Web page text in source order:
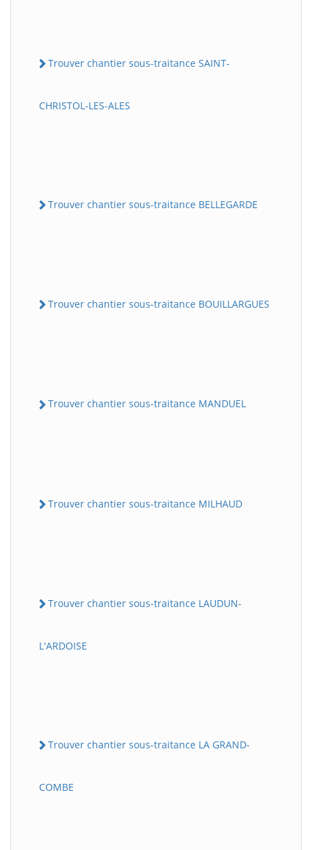
Trouver chantier sous-traitance SAINT-
CHRISTOL-LES-ALES
Trouver chantier sous-traitance BELLEGARDE
Trouver chantier sous-traitance BOUILLARGUES
Trouver chantier sous-traitance MANDUEL
Trouver chantier sous-traitance MILHAUD
Trouver chantier sous-traitance LAUDUN-
L'ARDOISE
Trouver chantier sous-traitance LA GRAND-
COMBE